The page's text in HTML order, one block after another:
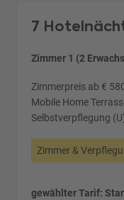
7
Zimmer 1 (2
Zimmerpreis ab €
Mobile Home
Selbstverpflegung
Zimmer &
gewählter Tarif: